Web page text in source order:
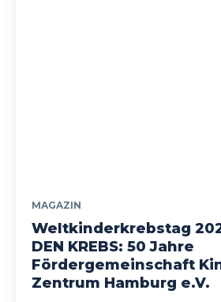
MAGAZIN
Weltkinderkrebstag
DEN KREBS: 50 Jahre
Fördergemeinschaft
Zentrum Hamburg e.V.